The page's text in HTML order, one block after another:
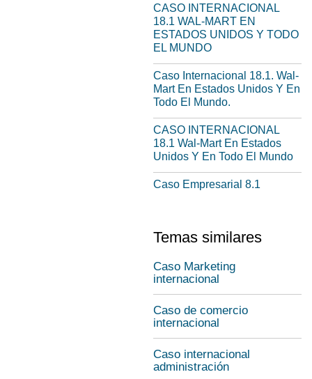
CASO INTERNACIONAL
18.1 WAL-MART EN
ESTADOS UNIDOS Y TODO
EL MUNDO
Caso Internacional 18.1. Wal-
Mart En Estados Unidos Y En
Todo El Mundo.
CASO INTERNACIONAL
18.1 Wal-Mart En Estados
Unidos Y En Todo El Mundo
Caso Empresarial 8.1
Temas similares
Caso Marketing
internacional
Caso de comercio
internacional
Caso internacional
administración